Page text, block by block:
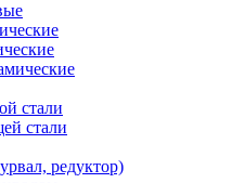
стали
стали
редуктор)